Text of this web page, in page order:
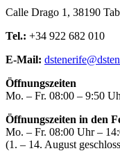
Calle Drago 1, 38190
Tel.: +34 922 682 010
E-Mail:
Öffnungszeiten
Mo. – Fr. 08:00 – 9:50
Öffnungszeiten in den
Mo. – Fr. 08:00 Uhr –
(1. – 14. August